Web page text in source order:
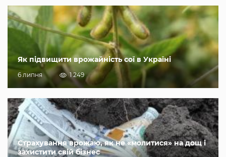
Як підвищити врожайність сої в Україні
6 липня 1 249
Страхування врожаю, як не «молитися» на дощ і
захистити свій бізнес